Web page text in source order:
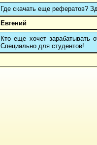
Где скачать еще рефератов?
Евгений
Кто еще хочет зарабатывать
Cпециально для студентов!